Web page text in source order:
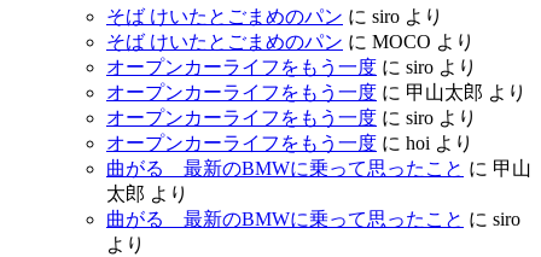
そば けいたとごまめのパン に siro より
そば けいたとごまめのパン に MOCO より
オープンカーライフをもう一度 に siro より
オープンカーライフをもう一度 に 甲山太郎 より
オープンカーライフをもう一度 に siro より
オープンカーライフをもう一度 に hoi より
曲がる 最新のBMWに乗って思ったこと に 甲山
太郎 より
曲がる 最新のBMWに乗って思ったこと に siro
より